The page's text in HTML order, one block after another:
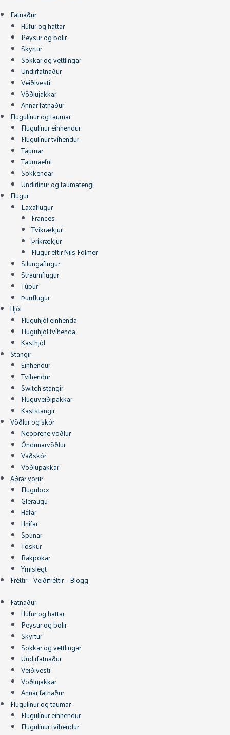
Fatnaður
Húfur og hattar
Peysur og bolir
Skyrtur
Sokkar og vettlingar
Undirfatnaður
Veiðivesti
Vöðlujakkar
Annar fatnaður
Flugulínur og taumar
Flugulínur einhendur
Flugulínur tvíhendur
Taumar
Taumaefni
Sökkendar
Undirlínur og taumatengi
Flugur
Laxaflugur
Frances
Tvíkrækjur
Þríkrækjur
Flugur eftir Nils Folmer
Silungaflugur
Straumflugur
Túbur
Þurrflugur
Hjól
Fluguhjól einhenda
Fluguhjól tvíhenda
Kasthjól
Stangir
Einhendur
Tvíhendur
Switch stangir
Fluguveiðipakkar
Kaststangir
Vöðlur og skór
Neoprene vöðlur
Öndunarvöðlur
Vaðskór
Vöðlupakkar
Aðrar vörur
Flugubox
Gleraugu
Háfar
Hnífar
Spúnar
Töskur
Bakpokar
Ýmislegt
Fréttir – Veiðifréttir – Blogg
Fatnaður
Húfur og hattar
Peysur og bolir
Skyrtur
Sokkar og vettlingar
Undirfatnaður
Veiðivesti
Vöðlujakkar
Annar fatnaður
Flugulínur og taumar
Flugulínur einhendur
Flugulínur tvíhendur